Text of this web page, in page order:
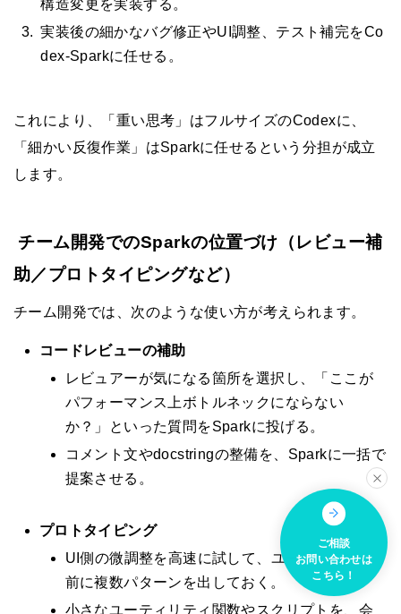
構造変更を実装する。
実装後の細かなバグ修正やUI調整、テスト補完をCo
dex-Sparkに任せる。
これにより、「重い思考」はフルサイズのCodexに、
「細かい反復作業」はSparkに任せるという分担が成立
します。
チーム開発でのSparkの位置づけ（レビュー補
助／プロトタイピングなど）
チーム開発では、次のような使い方が考えられます。
コードレビューの補助
レビュアーが気になる箇所を選択し、「ここが
パフォーマンス上ボトルネックにならない
か？」といった質問をSparkに投げる。
コメント文やdocstringの整備を、Sparkに一括で
提案させる。
プロトタイピング
UI側の微調整を高速に試して、ユーザーテスト
前に複数パターンを出しておく。
小さなユーティリティ関数やスクリプトを、会
ご相談
お問い合わせは
こちら！